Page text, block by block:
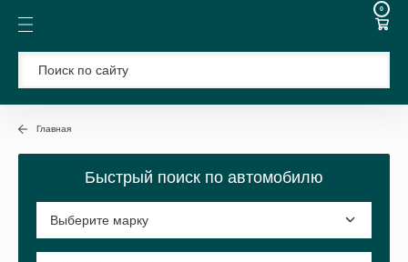
0
Главная
Быстрый поиск по автомобилю